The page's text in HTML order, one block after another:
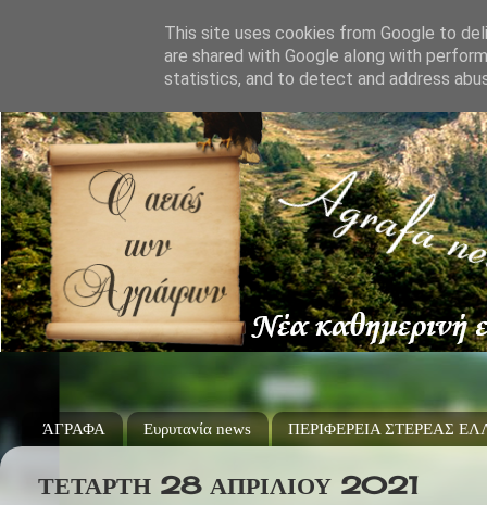
ΆΓΡΑΦΑ Ευρυτανία news ΠΕΡΙΦΕΡΕΙΑ ΣΤΕΡΕΑΣ
ΤΕΤΆΡΤΗ 28 ΑΠΡΙΛΊΟΥ 2021
This site uses cookies from Google to
are shared with Google along with
statistics, and to detect and address